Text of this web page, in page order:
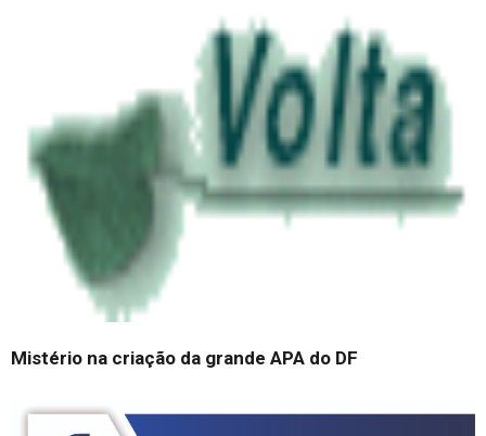
Mistério na criação da grande APA do DF